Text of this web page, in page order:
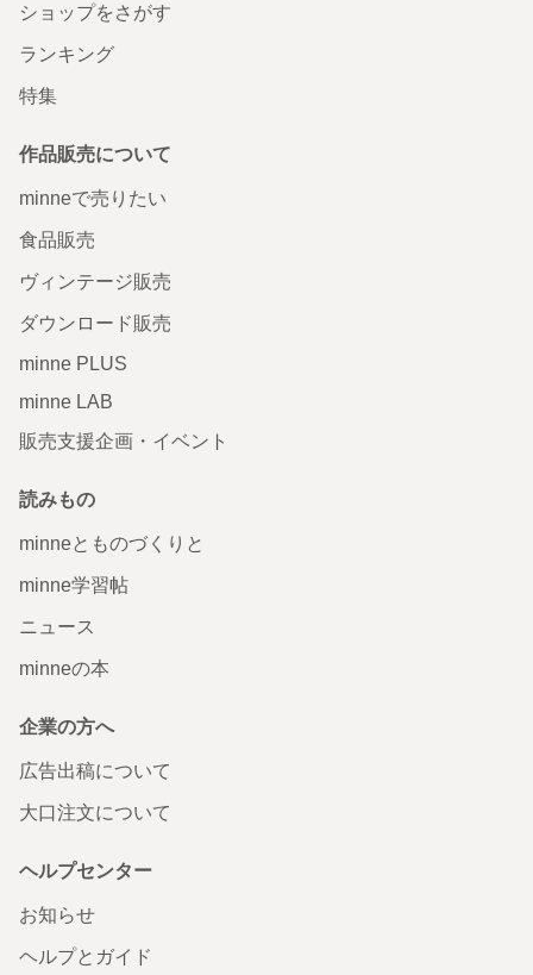
ショップをさがす
ランキング
特集
作品販売について
minneで売りたい
食品販売
ヴィンテージ販売
ダウンロード販売
minne PLUS
minne LAB
販売支援企画・イベント
読みもの
minneとものづくりと
minne学習帖
ニュース
minneの本
企業の方へ
広告出稿について
大口注文について
ヘルプセンター
お知らせ
ヘルプとガイド